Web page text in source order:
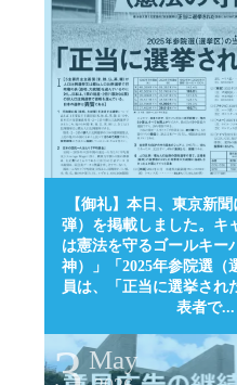
【御礼】本日、東京新
弾）を掲載しました。キ
は憲法を守るゴールキー
神）」「2025年参院選（
員は、「正当に選挙され
表者で...
0
May